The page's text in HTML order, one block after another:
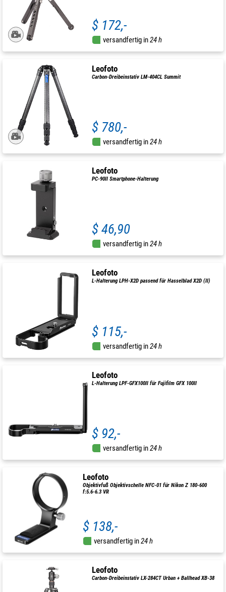
$ 172,-
versandfertig in24 h
Leofoto
Carbon-Dreibeinstativ LM-404CL Summit
$ 780,-
versandfertig in24 h
Leofoto
PC-90II Smartphone-Halterung
$ 46,90
versandfertig in24 h
Leofoto
L-Halterung LPH-X2D passend für Hasselblad X2D (II)
$ 115,-
versandfertig in24 h
Leofoto
L-Halterung LPF-GFX100II für Fujifilm GFX 100II
$ 92,-
versandfertig in24 h
Leofoto
Objektivfuß Objektivschelle NFC-01 für Nikon Z 180-600
f:5.6-6.3 VR
$ 138,-
versandfertig in24 h
Leofoto
Carbon-Dreibeinstativ LX-284CT Urban + Ballhead XB-38